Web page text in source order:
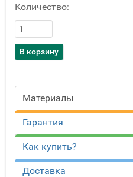
Количество:
Материалы
Гарантия
Как купить?
Доставка